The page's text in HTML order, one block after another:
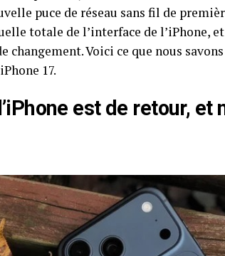
puce de réseau sans fil de
totale de l’interface de l’iPhone,
changement. Voici ce que nous
17.
est de retour, et